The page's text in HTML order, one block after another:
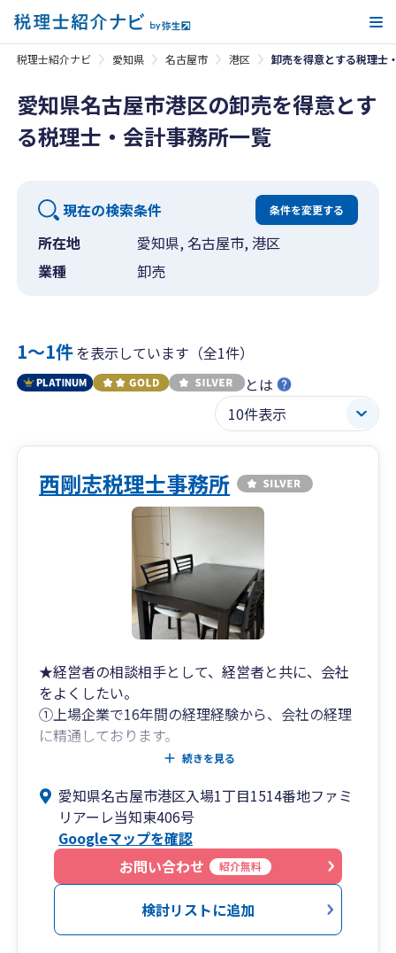
税理士紹介ナビ 愛知県 名古屋市 港区 卸売を得意とする税理士
愛知県名古屋市港区の卸売を得意とす
る税理士・会計事務所一覧
現在の検索条件 条件を変更する
所在地
愛知県, 名古屋市, 港区
業種
卸売
1〜1件を表示しています（全1件）
とは
西剛志税理士事務所
★経営者の相談相手として、経営者と共に、会社
をよくしたい。
①上場企業で16年間の経理経験から、会社の経理
に精通しております。
・お客様の経理側からのサポートには、これまで
す。
・弥生製品を導入した自計化（経理業務を会計事
務所などに外注せずに自社で行うこと）も積極的
に進めていきたいと思っております。
②税理士である私自身がすべてのお客様の担当と
・税理士資格を有しない人や実務経験がない人が
続きを見る
愛知県名古屋市港区入場1丁目1514番地ファミ
リアーレ当知東406号
Googleマップを確認
お問い合わせ
紹介無料
検討リストに追加